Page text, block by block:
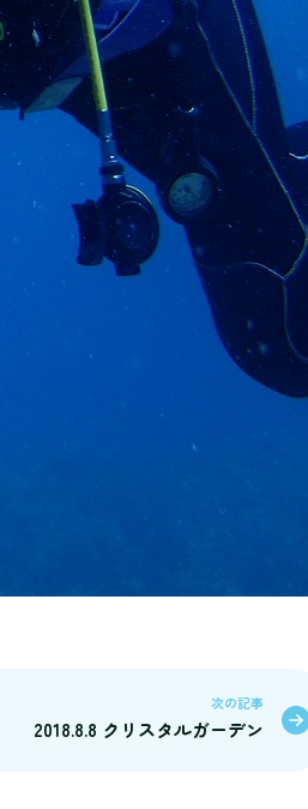
次の記事
2018.8.8 クリスタルガーデン